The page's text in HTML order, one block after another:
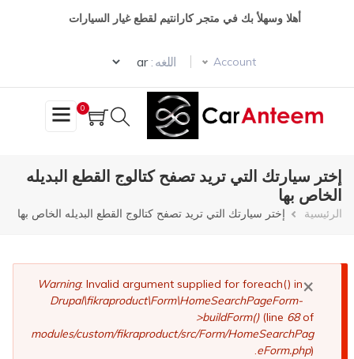
أهلا وسهلأ بك في متجر كارانتيم لقطع غيار السيارات
Account اللغه :
Select your language
0
إختر سيارتك التي تريد تصفح كتالوج القطع البديله
الخاص بها
مسار
الرئيسية إختر سيارتك التي تريد تصفح كتالوج القطع البديله الخاص بها
×
رسالة
الخطأ
Warning: Invalid argument supplied for foreach() in
Drupal\fikraproduct\Form\HomeSearchPageForm-
>buildForm()(line 68of
modules/custom/fikraproduct/src/Form/HomeSearchPag
eForm.php).